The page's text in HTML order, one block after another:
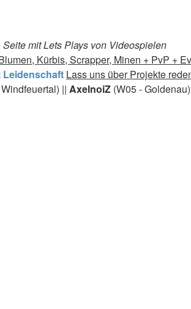
Seite mit Lets Plays von Videospielen
Kürbis, Scrapper, Minen + PvP +
Leidenschaft Lass uns über Projekte
|| AxelnoiZ(W05 - Goldenau)